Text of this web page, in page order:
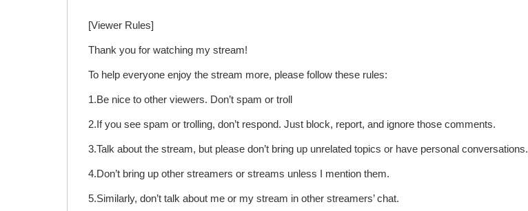
[Viewer Rules]
Thank you for watching my stream!
To help everyone enjoy the stream more, please follow these rules:
1.Be nice to other viewers. Don’t spam or troll
2.If you see spam or trolling, don’t respond. Just block, report, and ignore those comments.
3.Talk about the stream, but please don’t bring up unrelated topics or have personal conversations.
4.Don’t bring up other streamers or streams unless I mention them.
5.Similarly, don’t talk about me or my stream in other streamers’ chat.